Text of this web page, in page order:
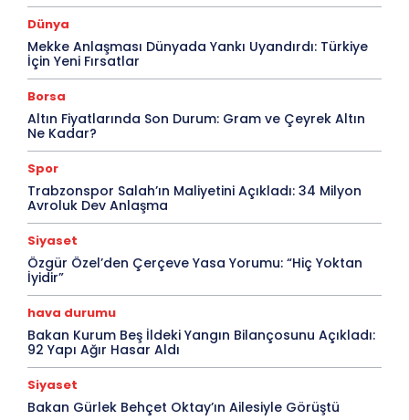
Dünya
Mekke Anlaşması Dünyada Yankı Uyandırdı: Türkiye
İçin Yeni Fırsatlar
Borsa
Altın Fiyatlarında Son Durum: Gram ve Çeyrek Altın
Ne Kadar?
Spor
Trabzonspor Salah’ın Maliyetini Açıkladı: 34 Milyon
Avroluk Dev Anlaşma
Siyaset
Özgür Özel’den Çerçeve Yasa Yorumu: “Hiç Yoktan
İyidir”
hava durumu
Bakan Kurum Beş İldeki Yangın Bilançosunu Açıkladı:
92 Yapı Ağır Hasar Aldı
Siyaset
Bakan Gürlek Behçet Oktay’ın Ailesiyle Görüştü